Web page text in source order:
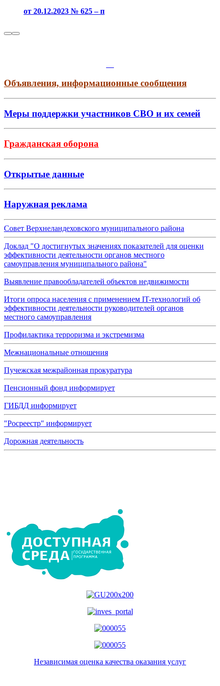
от 20.12.2023 № 625 – п
Объявления, информационные сообщения
Меры поддержки участников СВО и их семей
Гражданская оборона
Открытые данные
Наружная реклама
Совет Верхнеландеховского муниципального района
Доклад "О достигнутых значениях показателей для оценки
эффективности деятельности органов местного
самоуправления муниципального района"
Выявление правообладателей объектов недвижимости
Итоги опроса населения с применением IT-технологий об
эффективности деятельности руководителей органов
местного самоуправления
Профилактика терроризма и экстремизма
Межнациональные отношения
Пучежская межрайонная прокуратура
Пенсионный фонд информирует
ГИБДД информирует
"Росреестр" информирует
Дорожная деятельность
Независимая оценка качества оказания услуг